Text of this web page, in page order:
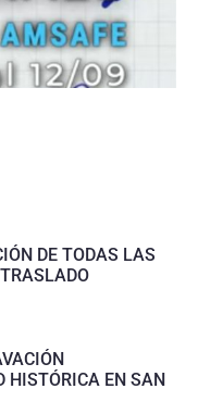
DE TODAS LAS
HISTÓRICA EN SAN